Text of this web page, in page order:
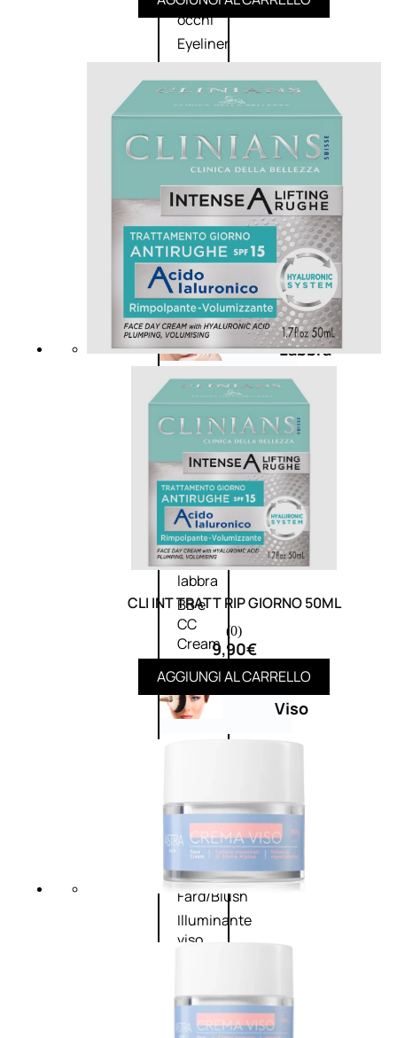
occhi
Eyeliner
Mascara
Matita
occhi
Antiocchiaie
e correttori
Matita
sopracciglia
Mascara
sopracciglia
Fissante
sopracciglia
Labbra
Palette
labbra
Rossetto
Gloss
Matita
labbra
Rimpolpante
Balsamo
labbra
BB e
CC
Cream
Viso
Primer
viso
Fondotinta
Cipria
Fard/Blush
Illuminante
viso
Fissatore
trucco
CLI INT TRATT RIP GIORNO 50ML
(0)
9,90€
AGGIUNGI AL CARRELLO